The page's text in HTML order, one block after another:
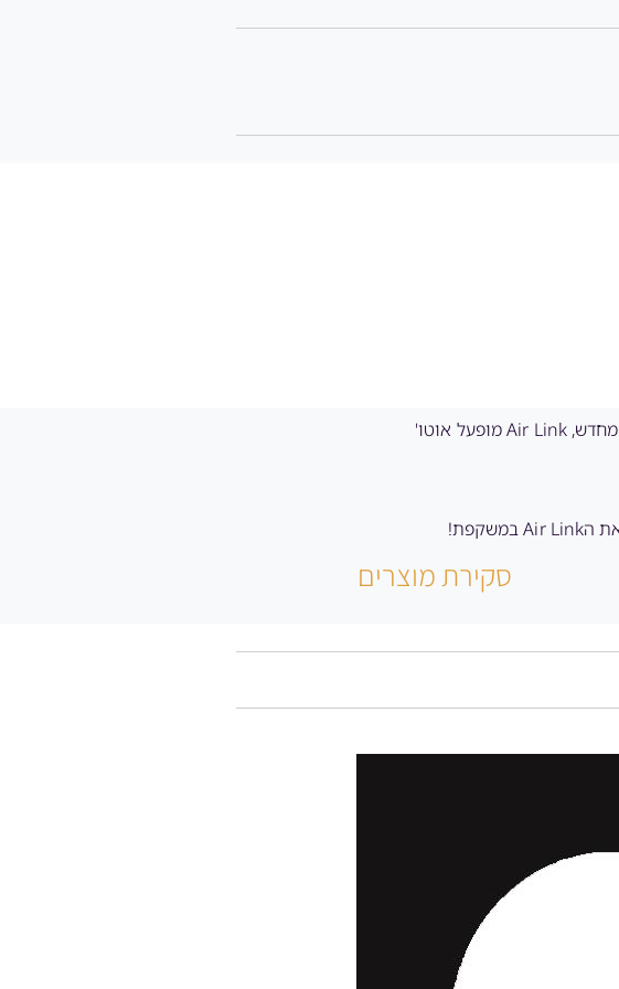
אבל למי שפספס, אין צורך יותר להפעיל Air Link במחשב. החל מגרסה 34, בכל הפעלה מחדש, Air Link מופעל אוטו'
סקירת מוצרים